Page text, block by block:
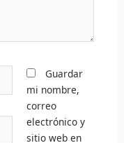
Guardar
mi nombre,
correo
electrónico y
sitio web en